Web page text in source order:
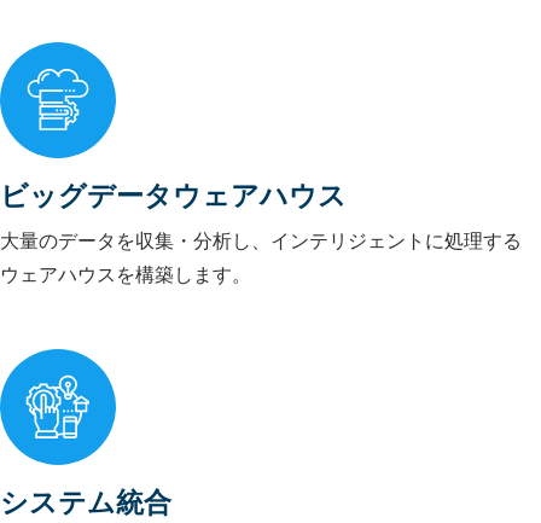
ビッグデータウェアハウス
大量のデータを収集・分析し、インテリジェントに処理する
ウェアハウスを構築します。
システム統合